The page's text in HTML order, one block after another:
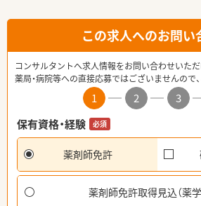
この求人へのお問い
コンサルタントへ求人情報をお問い合わせいただ
薬局・病院等への直接応募ではございませんので
1 2 3
保有資格・経験
必須
薬剤師免許
薬剤師免許取得見込（薬学